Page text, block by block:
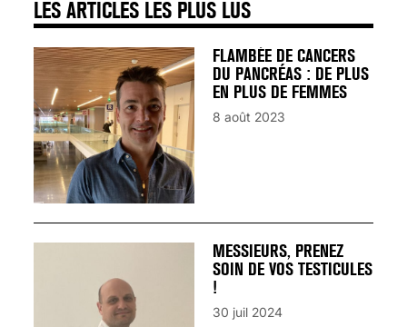
LES ARTICLES LES PLUS LUS
FLAMBÉE DE CANCERS
DU PANCRÉAS : DE PLUS
EN PLUS DE FEMMES
8 août 2023
MESSIEURS, PRENEZ
SOIN DE VOS TESTICULES
!
30 juil 2024